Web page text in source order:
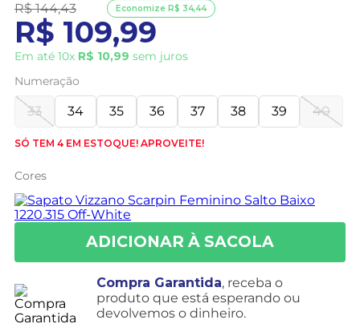
R$ 144,43
R$ 109,99
Em até 10x R$ 10,99 sem juros
Economize R$ 34,44
Numeração
33 34 35 36 37 38 39 40
SÓ TEM 4 EM ESTOQUE! APROVEITE!
Cores
Compra Garantida, receba o
produto que está esperando ou
devolvemos o dinheiro.